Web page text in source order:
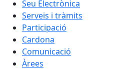
Seu Electrònica
Serveis i tràmits
Participació
Cardona
Comunicació
Àrees